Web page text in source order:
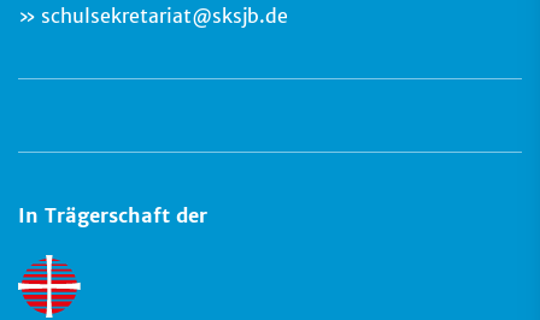
schulsekretariat@sksjb.de
In Trägerschaft der